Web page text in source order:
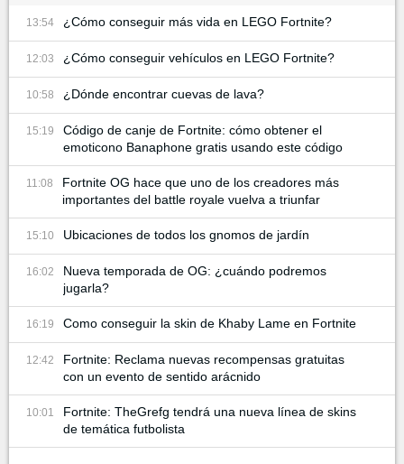
13:54 ¿Cómo conseguir más vida en LEGO Fortnite?
12:03 ¿Cómo conseguir vehículos en LEGO Fortnite?
10:58 ¿Dónde encontrar cuevas de lava?
15:19
Código de canje de Fortnite: cómo obtener el
emoticono Banaphone gratis usando este código
11:08
Fortnite OG hace que uno de los creadores más
importantes del battle royale vuelva a triunfar
15:10 Ubicaciones de todos los gnomos de jardín
16:02
Nueva temporada de OG: ¿cuándo podremos
jugarla?
16:19 Como conseguir la skin de Khaby Lame en Fortnite
12:42
Fortnite: Reclama nuevas recompensas gratuitas
con un evento de sentido arácnido
10:01
Fortnite: TheGrefg tendrá una nueva línea de skins
de temática futbolista